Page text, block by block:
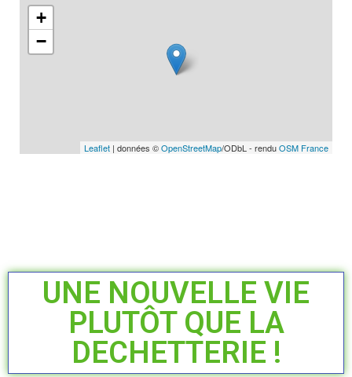
+
−
Leaflet | données ©OpenStreetMap/ODbL - renduOSM France
UNE NOUVELLE VIE
PLUTÔT QUE LA
DECHETTERIE !